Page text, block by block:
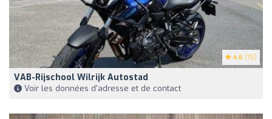
4.6 (75)
VAB-Rijschool Wilrijk Autostad
Voir les données d'adresse et de contact